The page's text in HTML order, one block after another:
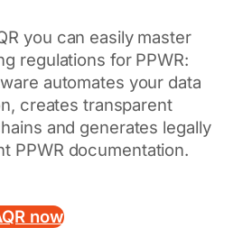
you can easily master
regulations for PPWR:
automates your data
creates transparent
and generates legally
PPWR documentation.
now